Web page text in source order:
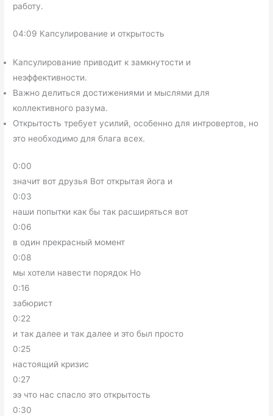
работу.
04:09 Капсулирование и открытость
Капсулирование приводит к замкнутости и
неэффективности.
Важно делиться достижениями и мыслями для
коллективного разума.
Открытость требует усилий, особенно для интровертов, но
это необходимо для блага всех.
0:00
значит вот друзья Вот открытая йога и
0:03
наши попытки как бы так расширяться вот
0:06
в один прекрасный момент
0:08
мы хотели навести порядок Но
0:16
забюрист
0:22
и так далее и так далее и это был просто
0:25
настоящий кризис
0:27
ээ что нас спасло это открытость
0:30